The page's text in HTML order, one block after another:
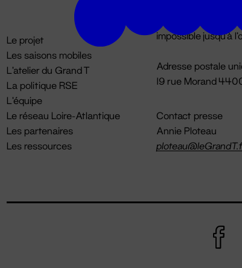
Le projet
Les saisons mobiles
L'atelier du Grand T
La politique RSE
L'équipe
Le réseau Loire-Atlantique
Les partenaires
Les ressources
impossible jusqu'à
Adresse postale
19 rue Morand
Contact presse
Annie Ploteau